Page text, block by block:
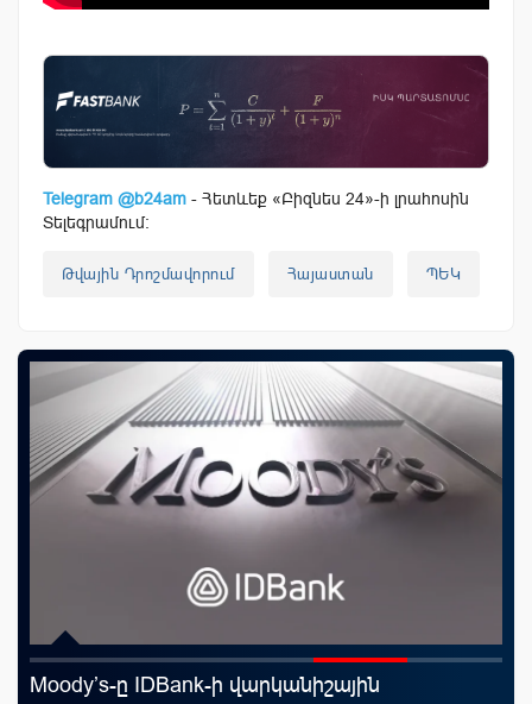
Telegram @b24am - Հետևեք «Բիզնես 24»-ի լրահոսին
Տելեգրամում:
Թվային Դրոշմավորում Հայաստան ՊԵԿ
Moody’s-ը IDBank-ի վարկանիշային